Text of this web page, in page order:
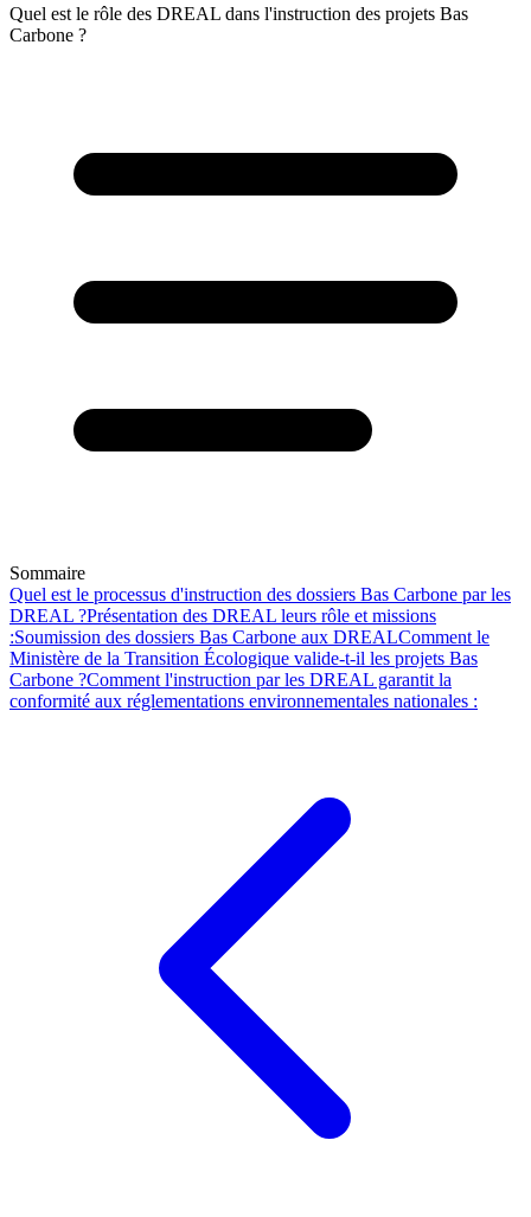
Quel est le rôle des DREAL dans l'instruction des projets Bas
Carbone ?
Sommaire
Quel est le processus d'instruction des dossiers Bas Carbone par les
DREAL ?Présentation des DREAL leurs rôle et missions
:Soumission des dossiers Bas Carbone aux DREALComment le
Ministère de la Transition Écologique valide-t-il les projets Bas
Carbone ?Comment l'instruction par les DREAL garantit la
conformité aux réglementations environnementales nationales :